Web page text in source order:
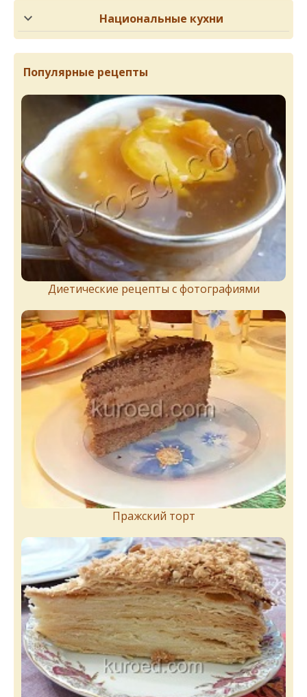
Национальные кухни
Популярные рецепты
Диетические рецепты с фотографиями
Пражский торт